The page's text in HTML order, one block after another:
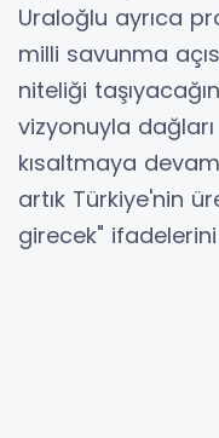
Uraloğlu ayrıca
milli savunma
niteliği
vizyonuyla
kısaltmaya
artık Türkiye'nin
girecek" ifadelerini